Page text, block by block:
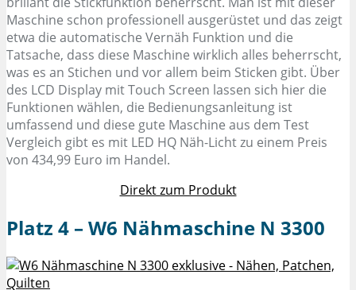
Maschine schon professionell ausgerüstet und das zeigt
etwa die automatische Vernäh Funktion und die
Tatsache, dass diese Maschine wirklich alles beherrscht,
was es an Stichen und vor allem beim Sticken gibt. Über
des LCD Display mit Touch Screen lassen sich hier die
Funktionen wählen, die Bedienungsanleitung ist
umfassend und diese gute Maschine aus dem Test
Vergleich gibt es mit LED HQ Näh-Licht zu einem Preis
von 434,99 Euro im Handel.
Direkt zum Produkt
Platz 4 – W6 Nähmaschine N 3300